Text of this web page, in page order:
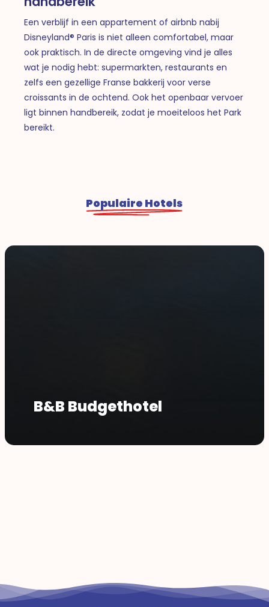
Een verblijf in een appartement of airbnb nabij
Disneyland® Paris is niet alleen comfortabel, maar
ook praktisch. In de directe omgeving vind je alles
wat je nodig hebt: supermarkten, restaurants en
zelfs een gezellige Franse bakkerij voor verse
croissants in de ochtend. Ook het openbaar vervoer
ligt binnen handbereik, zodat je moeiteloos het Park
bereikt.
Populaire Hotels
B&B Budgethotel